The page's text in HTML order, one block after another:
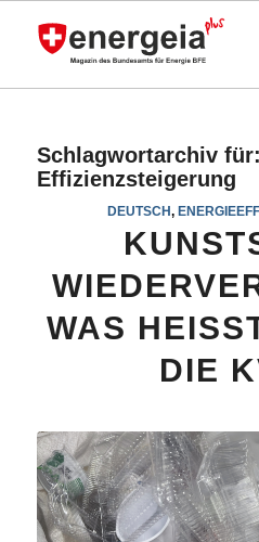
Schlagwortarchiv für:
Effizienzsteigerung
DEUTSCH,
WAS
DIE